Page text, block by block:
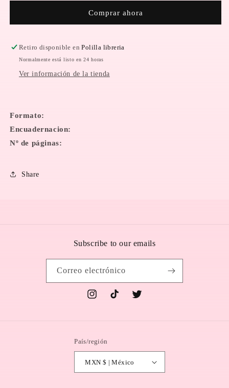
DEL
DIANA
DEL
Comprar ahora
Retiro disponible enPolilla libreria
Normalmente está listo en 24 horas
Ver información de la tienda
Formato:
Encuadernacion:
Nº de páginas:
Share
Subscribe to our emails
Correo electrónico
InstagramTikTok Twitter
País/región
MXN $ | México